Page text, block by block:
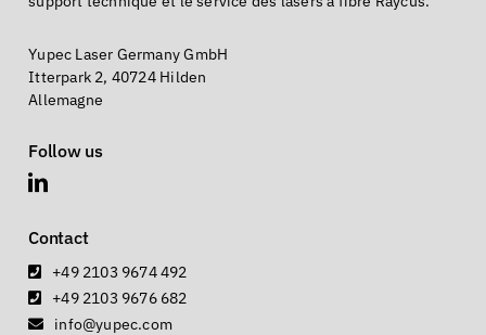
Yupec Laser Germany GmbH
Itterpark 2, 40724 Hilden
Allemagne
Follow us
Contact
+49 2103 9674 492
+49 2103 9676 682
info@yupec.com